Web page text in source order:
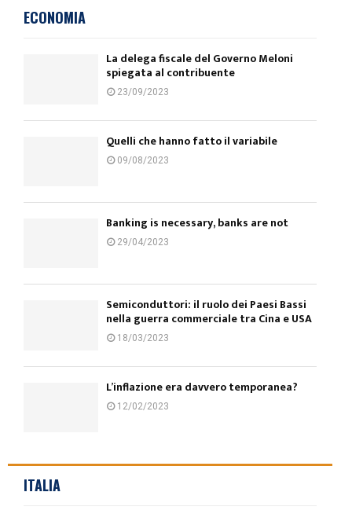
ECONOMIA
La delega fiscale del Governo Meloni
spiegata al contribuente
23/09/2023
Quelli che hanno fatto il variabile
09/08/2023
Banking is necessary, banks are not
29/04/2023
Semiconduttori: il ruolo dei Paesi Bassi
nella guerra commerciale tra Cina e USA
18/03/2023
L’inflazione era davvero temporanea?
12/02/2023
ITALIA